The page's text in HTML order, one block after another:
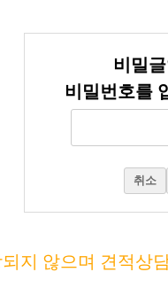
비밀
비밀번호를
취소
지 않으며 견적상